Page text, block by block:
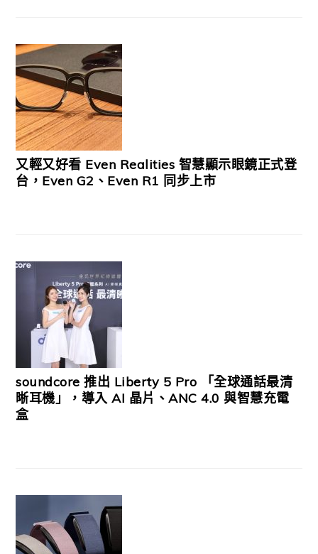
又輕又好看 Even Realities 智慧顯示眼鏡正式登
台，Even G2、Even R1 同步上市
soundcore 推出 Liberty 5 Pro 「全球通話最清
晰耳機」，導入 AI 晶片、ANC 4.0 與智慧充電
盒